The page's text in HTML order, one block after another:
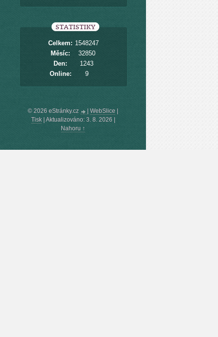
STATISTIKY
Online: 9
Celkem: 1548247
Měsíc:
32850
Den:
1243
© 2026 eStránky.cz WebSlice
Tisk| Aktualizováno: 3. 8. 2026
Nahoru ↑